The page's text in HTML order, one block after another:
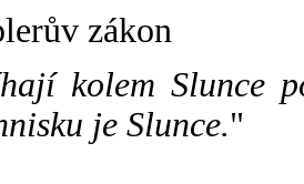
zákon
kolem Slunce
je Slunce."